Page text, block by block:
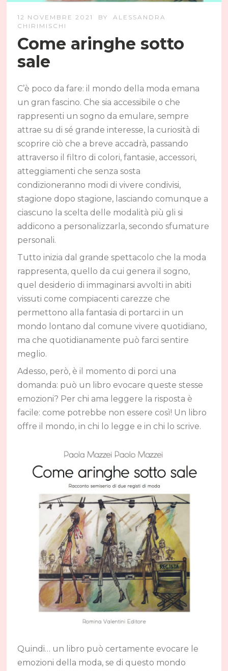
12 NOVEMBRE 2021 BY
ALESSANDRA
CHIRIMISCHI
Come aringhe sotto
sale
C’è poco da fare: il mondo della moda emana
un gran fascino. Che sia accessibile o che
rappresenti un sogno da emulare, sempre
attrae su di sé grande interesse, la curiosità di
scoprire ciò che a breve accadrà, passando
attraverso il filtro di colori, fantasie, accessori,
atteggiamenti che senza sosta
condizioneranno modi di vivere condivisi,
stagione dopo stagione, lasciando comunque a
ciascuno la scelta delle modalità più gli si
addicono a personalizzarla, secondo sfumature
personali.
Tutto inizia dal grande spettacolo che la moda
rappresenta, quello da cui genera il sogno,
quel desiderio di immaginarsi avvolti in abiti
vissuti come compiacenti carezze che
permettono alla fantasia di portarci in un
mondo lontano dal comune vivere quotidiano,
ma che quotidianamente può farci sentire
meglio.
Adesso, però, è il momento di porci una
domanda: può un libro evocare queste stesse
emozioni? Per chi ama leggere la risposta è
facile: come potrebbe non essere così! Un libro
offre il mondo, in chi lo legge e in chi lo scrive.
Quindi… un libro può certamente evocare le
emozioni della moda, se di questo mondo